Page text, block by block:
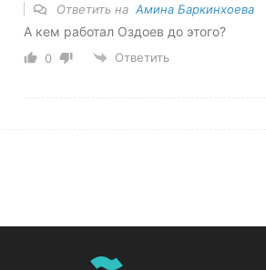
Ответить на Амина Баркинхоева
А кем работал Оздоев до этого?
0 Ответить